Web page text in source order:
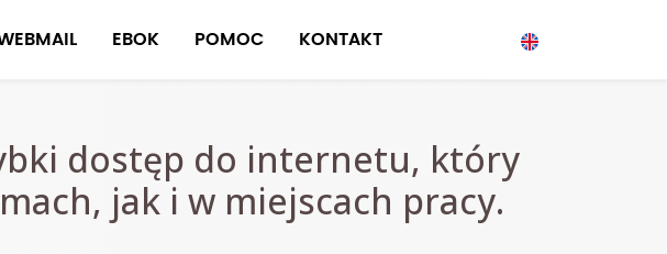
EBOK POMOC KONTAKT
dostęp do internetu, który
jak i w miejscach pracy.